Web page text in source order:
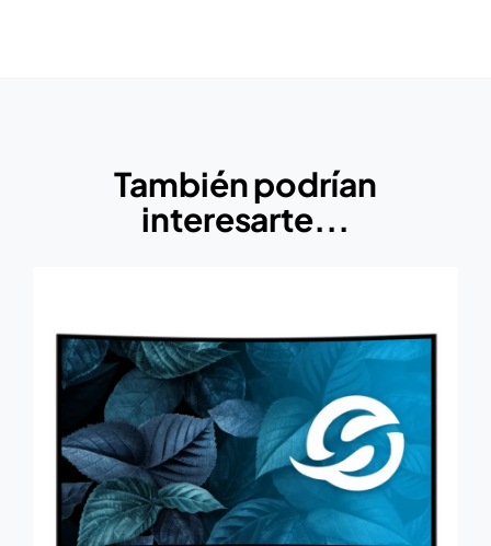
También podrían
interesarte...